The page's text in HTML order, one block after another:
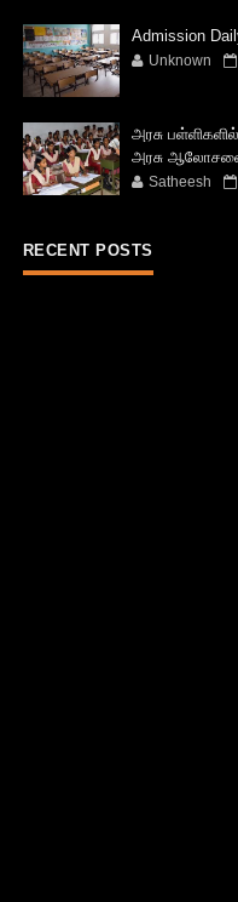
Admission
Unknown
அரசு
அரசு
Satheesh
RECENT POSTS